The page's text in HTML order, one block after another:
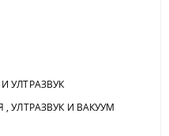
УЛТРАЗВУК
, УЛТРАЗВУК И ВАКУУМ